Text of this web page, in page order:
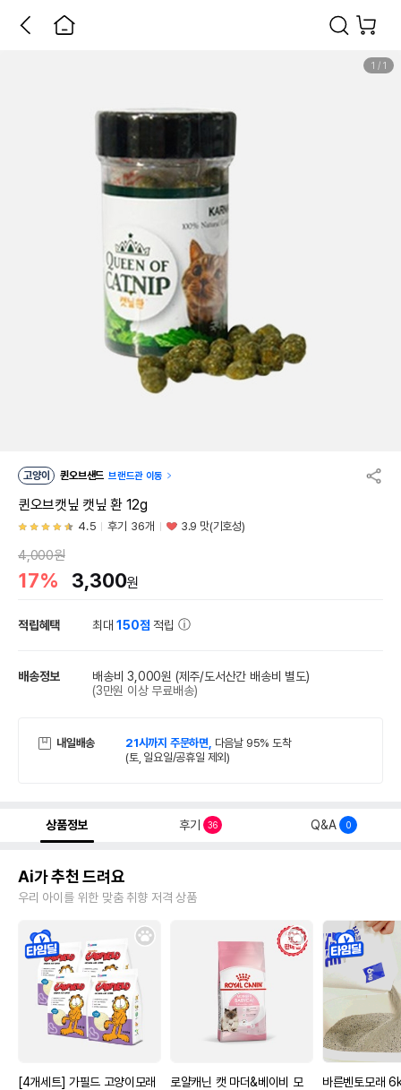
1 / 1
고양이 퀸오브샌드 브랜드관 이동
퀸오브캣닢 캣닢 환 12g
4.5 후기 36개 3.9 맛(기호성)
4,000원
17% 3,300원
적립혜택 최대150점 적립
배송정보 배송비 3,000원 (제주/도서산간 배송비 별도)
(3만원 이상 무료배송)
내일배송 21시까지 주문하면, 다음날 95% 도착
(토, 일요일/공휴일 제외)
상품정보 후기 36 Q&A 0
Ai가 추천 드려요
우리 아이를 위한 맞춤 취향 저격 상품
[4개세트] 가필드 고양이모래
로얄캐닌 캣 마더&베이비 모
바른벤토모래